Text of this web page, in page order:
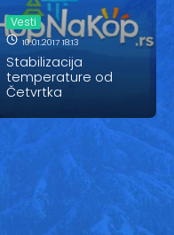
Vesti
10.01.2017 18:13
Stabilizacija
temperature od
Četvrtka